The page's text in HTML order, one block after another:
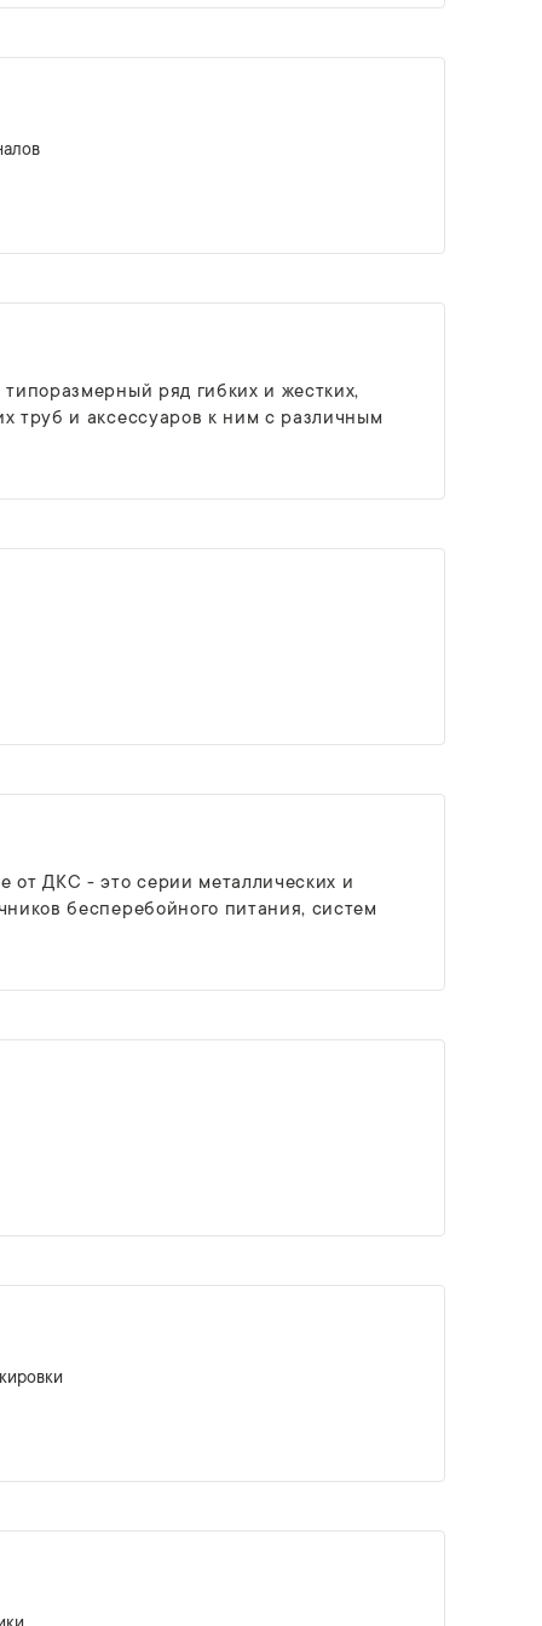
ряд гибких и жестких,
труб и аксессуаров к ним с различным
от ДКС - это серии металлических и
бесперебойного питания, систем